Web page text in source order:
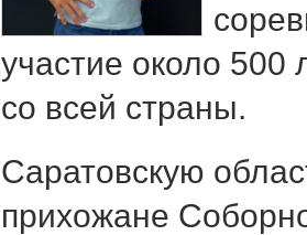
участие около 500
со всей страны.
Саратовскую
прихожане